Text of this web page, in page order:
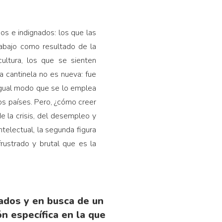
e indignados: los que las
como resultado de la
los que se sienten
no es nueva: fue
modo que se lo emplea
países. Pero, ¿cómo creer
la crisis, del desempleo y
la segunda figura
y brutal que es la
y en busca de un
específica en la que